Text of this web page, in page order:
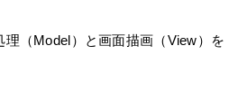
理（Model）と画面描画（View）を